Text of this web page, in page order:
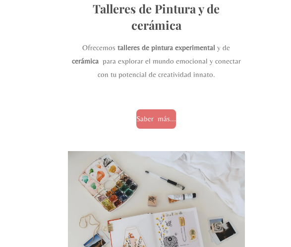
Talleres de Pintura y de
cerámica
Ofrecemostalleres de pintura experimental y de
cerámicapara explorar el mundo emocional y conectar
con tu potencial de creatividad innato.
Saber más...